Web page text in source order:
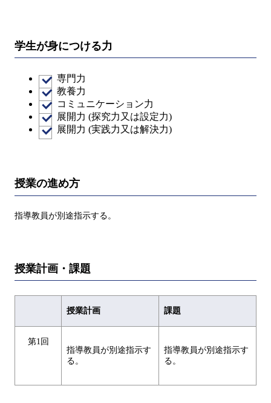
学生が身につける力
専門力
教養力
コミュニケーション力
展開力 (探究力又は設定力)
展開力 (実践力又は解決力)
授業の進め方
指導教員が別途指示する。
授業計画・課題
授業計画 課題
第1回
指導教員が別途指示す
る。
指導教員が別途指示す
る。